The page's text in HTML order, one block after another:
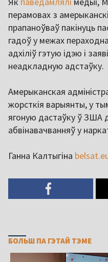
перамовах з
прапаноўваў пакінуць
гадоў у межах
адхіліў гэтую ідэю і
неадкладную адстаўку.
Амерыканская
жорсткія варыянты, у
ягоную дастаўку ў ЗША
абвінавачванняў у
Ганна Калтыгіна
БОЛЬШ ПА ГЭТАЙ ТЭМЕ